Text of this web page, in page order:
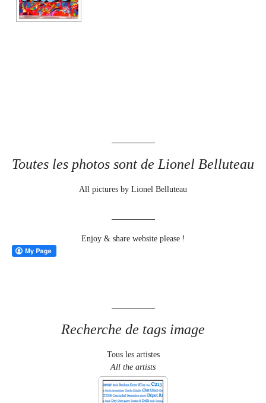
Toutes les photos sont de Lionel Belluteau
All pictures by Lionel Belluteau
Enjoy & share website please !
Recherche de tags image
Tous les artistes
All the artists